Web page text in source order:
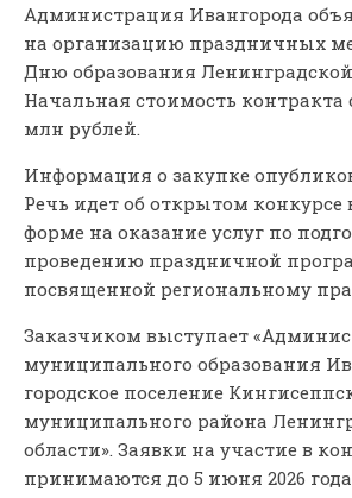
Администрация Ивангорода
на организацию праздничных
Дню образования Ленинградской
Начальная стоимость контракта
млн рублей.
Информация о закупке
Речь идет об открытом конкурсе
форме на оказание услуг по
проведению праздничной
посвященной региональному
Заказчиком выступает
муниципального образования
городское поселение
муниципального района
области». Заявки на участие в
принимаются до 5 июня 2026 года.